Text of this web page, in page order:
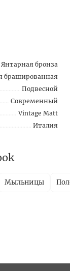
Янтарная бронза
брашированная
Подвесной
Современный
Vintage Matt
Италия
Мыльницы